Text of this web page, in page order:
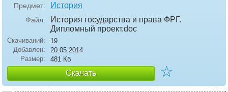
Предмет: История
Файл:
История государства и права ФРГ.
Дипломный проект.doc
Скачиваний:
19
Добавлен:
20.05.2014
Размер:
481 Кб
Скачать ☆